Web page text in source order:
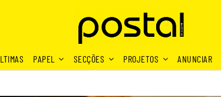
PAPEL SECÇÕES PROJETOS ANUNCIAR